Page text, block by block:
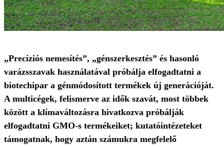
„Precíziós nemesítés”, „génszerkesztés” és hasonló
varázsszavak használatával próbálja elfogadtatni a
biotechipar a génmódosított termékek új generációját.
A multicégek, felismerve az idők szavát, most többek
között a klímaváltozásra hivatkozva próbálják
elfogadtatni GMO-s termékeiket; kutatóintézeteket
támogatnak, hogy aztán számukra megfelelő